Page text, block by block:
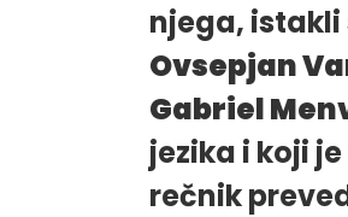
njega, istakli
Ovsepjan
Gabriel
jezika i koji
rečnik